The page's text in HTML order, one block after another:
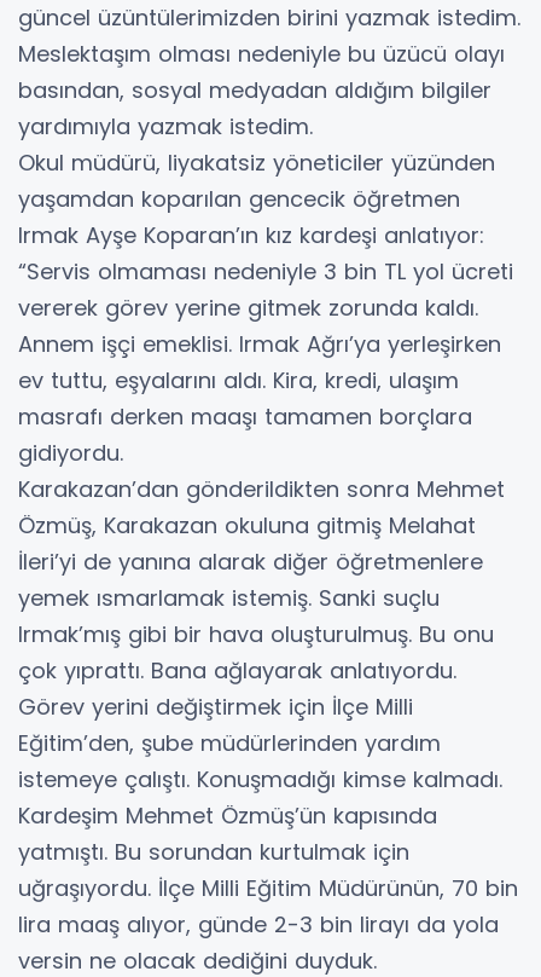
güncel üzüntülerimizden birini yazmak istedim.
Meslektaşım olması nedeniyle bu üzücü olayı
basından, sosyal medyadan aldığım bilgiler
yardımıyla yazmak istedim.
Okul müdürü, liyakatsiz yöneticiler yüzünden
yaşamdan koparılan gencecik öğretmen
Irmak Ayşe Koparan’ın kız kardeşi anlatıyor:
“Servis olmaması nedeniyle 3 bin TL yol ücreti
vererek görev yerine gitmek zorunda kaldı.
Annem işçi emeklisi. Irmak Ağrı’ya yerleşirken
ev tuttu, eşyalarını aldı. Kira, kredi, ulaşım
masrafı derken maaşı tamamen borçlara
gidiyordu.
Karakazan’dan gönderildikten sonra Mehmet
Özmüş, Karakazan okuluna gitmiş Melahat
İleri’yi de yanına alarak diğer öğretmenlere
yemek ısmarlamak istemiş. Sanki suçlu
Irmak’mış gibi bir hava oluşturulmuş. Bu onu
çok yıprattı. Bana ağlayarak anlatıyordu.
Görev yerini değiştirmek için İlçe Milli
Eğitim’den, şube müdürlerinden yardım
istemeye çalıştı. Konuşmadığı kimse kalmadı.
Kardeşim Mehmet Özmüş’ün kapısında
yatmıştı. Bu sorundan kurtulmak için
uğraşıyordu. İlçe Milli Eğitim Müdürünün, 70 bin
lira maaş alıyor, günde 2-3 bin lirayı da yola
versin ne olacak dediğini duyduk.